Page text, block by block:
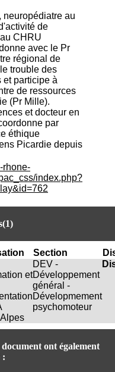
neuropédiatre au
de
CHRU
avec le Pr
régional de
trouble des
et participe à
de ressources
(Pr Mille).
et docteur en
par
éthique
Picardie depuis
rhone-
index.php?
Section
et
DEV -
Développement
général -
Dévelopmement
psychomoteur
ont également
: